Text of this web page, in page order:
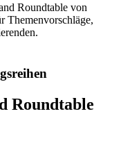
Roundtable von
Themenvorschläge,
Roundtable